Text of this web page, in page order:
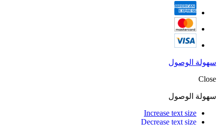
سهولة الوصول
Close
سهولة الوصول
Increase text size
Decrease text size